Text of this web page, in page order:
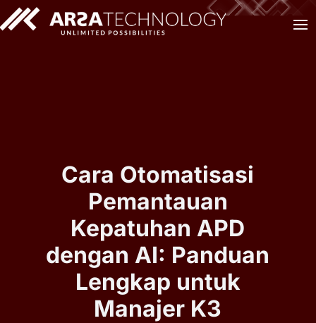
Cara Otomatisasi
Pemantauan
Kepatuhan APD
dengan AI: Panduan
Lengkap untuk
Manajer K3